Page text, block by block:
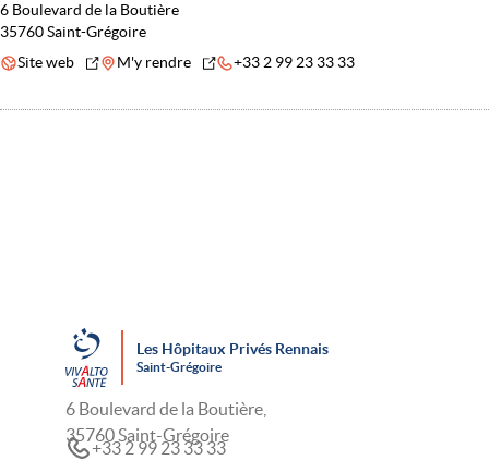
6 Boulevard de la Boutière
35760 Saint-Grégoire
Site web
M'y rendre +33 2 99 23 33 33
Les Hôpitaux Privés Rennais
Saint-Grégoire
6 Boulevard de la Boutière,
35760 Saint-Grégoire
+33 2 99 23 33 33